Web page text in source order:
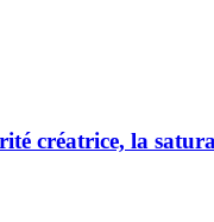
créatrice, la